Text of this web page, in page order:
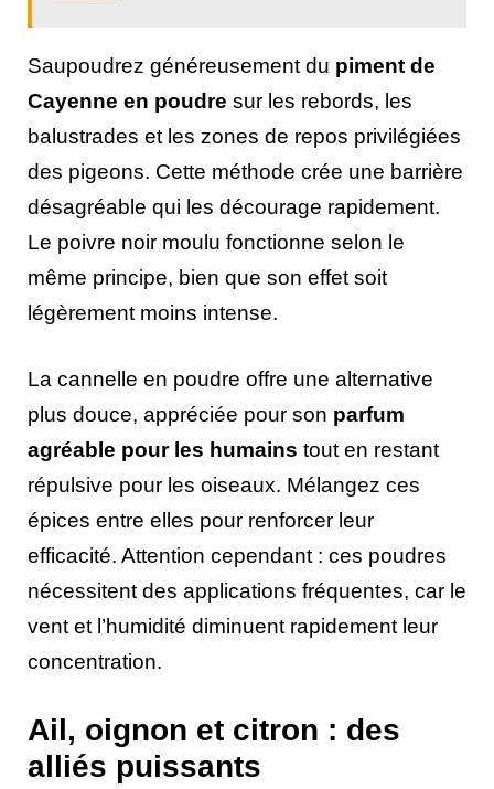
Saupoudrez généreusement du piment de
Cayenne en poudre sur les rebords, les
balustrades et les zones de repos privilégiées
des pigeons. Cette méthode crée une barrière
désagréable qui les décourage rapidement.
Le poivre noir moulu fonctionne selon le
même principe, bien que son effet soit
légèrement moins intense.
La cannelle en poudre offre une alternative
plus douce, appréciée pour son parfum
agréable pour les humains tout en restant
répulsive pour les oiseaux. Mélangez ces
épices entre elles pour renforcer leur
efficacité. Attention cependant : ces poudres
nécessitent des applications fréquentes, car le
vent et l’humidité diminuent rapidement leur
concentration.
Ail, oignon et citron : des
alliés puissants